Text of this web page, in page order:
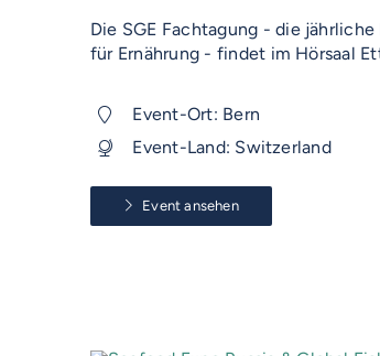
Die SGE Fachtagung - die
für Ernährung - findet im Hörsaal
Event-Ort: Bern
Event-Land: Switzerland
Event ansehen